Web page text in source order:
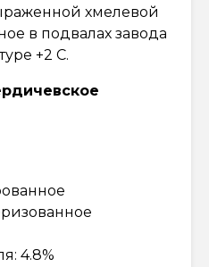
хмелевой
в подвалах завода
+2 С.
4.8%